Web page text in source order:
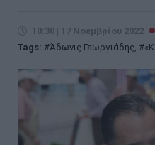
10:30 | 17 Νοεμβρίου 2022
Tags:
Άδωνις Γεωργιάδης,